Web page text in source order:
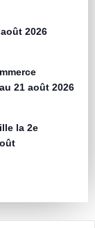
2026
21 août 2026
la 2e